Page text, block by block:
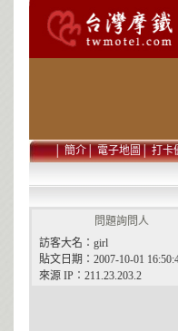
│簡介│電子地圖│打卡
問題詢問人
訪客大名：girl
貼文日期：2007-10-01
來源 IP：211.23.203.2